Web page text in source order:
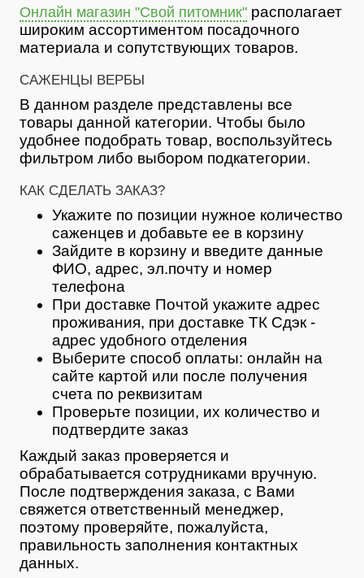
Онлайн магазин "Свой питомник" располагает
широким ассортиментом посадочного
материала и сопутствующих товаров.
САЖЕНЦЫ ВЕРБЫ
В данном разделе представлены все
товары данной категории. Чтобы было
удобнее подобрать товар, воспользуйтесь
фильтром либо выбором подкатегории.
КАК СДЕЛАТЬ ЗАКАЗ?
Укажите по позиции нужное количество
саженцев и добавьте ее в корзину
Зайдите в корзину и введите данные
ФИО, адрес, эл.почту и номер
телефона
При доставке Почтой укажите адрес
проживания, при доставке ТК Сдэк -
адрес удобного отделения
Выберите способ оплаты: онлайн на
сайте картой или после получения
счета по реквизитам
Проверьте позиции, их количество и
подтвердите заказ
Каждый заказ проверяется и
обрабатывается сотрудниками вручную.
После подтверждения заказа, с Вами
свяжется ответственный менеджер,
поэтому проверяйте, пожалуйста,
правильность заполнения контактных
данных.